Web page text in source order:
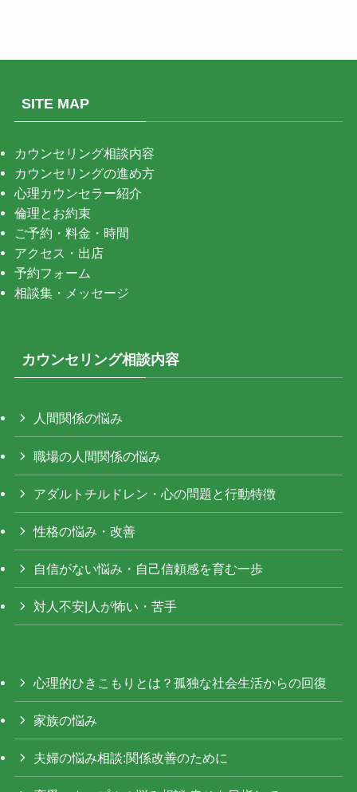
SITE MAP
カウンセリング相談内容
カウンセリングの進め方
心理カウンセラー紹介
倫理とお約束
ご予約・料金・時間
アクセス・出店
予約フォーム
相談集・メッセージ
カウンセリング相談内容
人間関係の悩み
職場の人間関係の悩み
アダルトチルドレン・心の問題と行動特徴
性格の悩み・改善
自信がない悩み・自己信頼感を育む一歩
対人不安|人が怖い・苦手
心理的ひきこもりとは？孤独な社会生活からの回復
家族の悩み
夫婦の悩み相談:関係改善のために